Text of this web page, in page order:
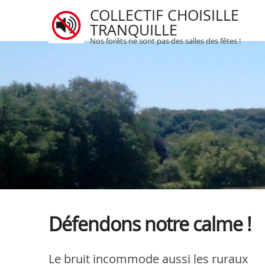
COLLECTIF CHOISILLE
TRANQUILLE
Nos forêts ne sont pas des salles des fêtes !
Défendons notre calme !
Le bruit incommode aussi les ruraux